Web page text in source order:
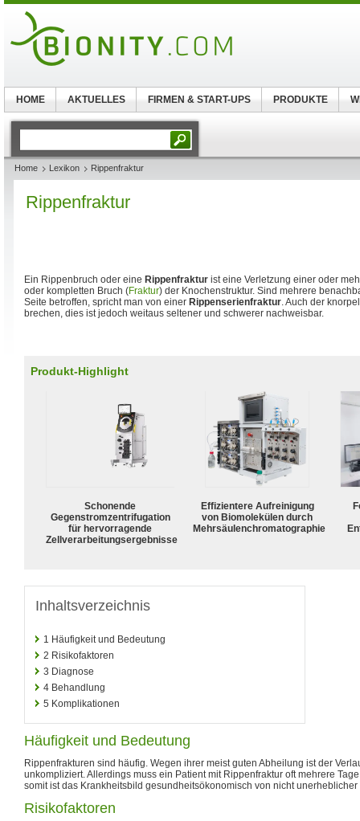
Home Lexikon Rippenfraktur
Rippenfraktur
Ein Rippenbruch oder eine Rippenfraktur ist eine Verletzung einer oder
oder kompletten Bruch (Fraktur) der Knochenstruktur. Sind mehrere
Seite betroffen, spricht man von einer Rippenserienfraktur. Auch der
brechen, dies ist jedoch weitaus seltener und schwerer nachweisbar.
Produkt-Highlight
Schonende
Gegenstromzentrifugation
für hervorragende
Zellverarbeitungsergebnisse
Effizientere Aufreinigung
von Biomolekülen durch
Mehrsäulenchromatographie
Inhaltsverzeichnis
1 Häufigkeit und Bedeutung
2 Risikofaktoren
3 Diagnose
4 Behandlung
5 Komplikationen
Häufigkeit und Bedeutung
Rippenfrakturen sind häufig. Wegen ihrer meist guten Abheilung ist der
unkompliziert. Allerdings muss ein Patient mit Rippenfraktur oft mehrere
somit ist das Krankheitsbild gesundheitsökonomisch von nicht
Risikofaktoren
HOME AKTUELLES FIRMEN & START-UPS PRODUKTE